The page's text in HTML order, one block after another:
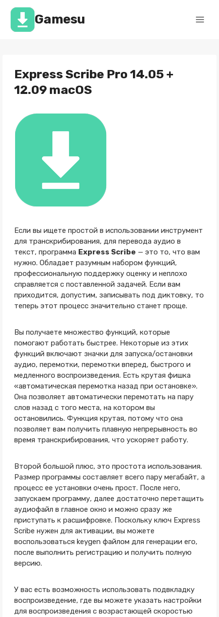
Перейти
содержимомуGamesu
Express Scribe Pro 14.05 +
12.09 macOS
Если вы ищете простой в использовании инструмент
для транскрибирования, для перевода аудио в
текст, программа Express Scribe — это то, что вам
нужно. Обладает разумным набором функций,
профессиональную поддержку оценку и неплохо
справляется с поставленной задачей. Если вам
приходится, допустим, записывать под диктовку, то
теперь этот процесс значительно станет проще.
Вы получаете множество функций, которые
помогают работать быстрее. Некоторые из этих
функций включают значки для запуска/остановки
аудио, перемотки, перемотки вперед, быстрого и
медленного воспроизведения. Есть крутая фишка
«автоматическая перемотка назад при остановке».
Она позволяет автоматически перемотать на пару
слов назад с того места, на котором вы
остановились. Функция крутая, потому что она
позволяет вам получить плавную непрерывность во
время транскрибирования, что ускоряет работу.
Второй большой плюс, это простота использования.
Размер программы составляет всего пару мегабайт, а
процесс ее установки очень прост. После него,
запускаем программу, далее достаточно перетащить
аудиофайл в главное окно и можно сразу же
приступать к расшифровке. Поскольку ключ Express
Scribe нужен для активации, вы можете
воспользоваться keygen файлом для генерации его,
после выполнить регистрацию и получить полную
версию.
У вас есть возможность использовать подвкладку
воспроизведение, где вы можете указать настройки
для воспроизведения с возрастающей скоростью